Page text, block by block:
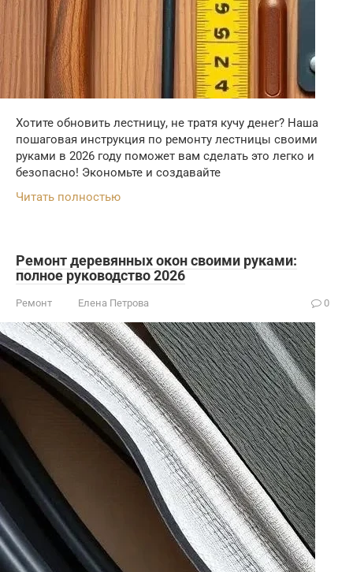
Хотите обновить лестницу, не тратя кучу денег? Наша
пошаговая инструкция по ремонту лестницы своими
руками в 2026 году поможет вам сделать это легко и
безопасно! Экономьте и создавайте
Читать полностью
Ремонт деревянных окон своими руками:
полное руководство 2026
Ремонт Елена Петрова 0